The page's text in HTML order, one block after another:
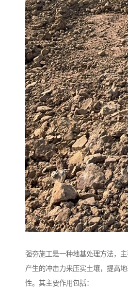
强夯施工是一种地基处理方法，
产生的冲击力来压实土壤，提高
性。其主要作用包括：